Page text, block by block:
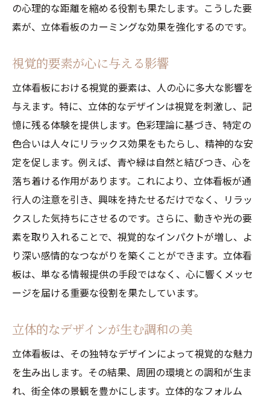
立体看板による都市景観の変革
ストレスフルな環境での立体看板の役割
看板のデザインがもたらすリラクゼーショ
ン効果
都市空間での立体看板利用事例
立体看板が与える心理的安らぎの影響
心理的安らぎを生むデザインの要素
心に残るリラクゼーション効果の実例
視覚と心理のつながり
立体看板が都市空間に与える影響
心理的効果を活かした看板設計
立体看板のカーミング効果とその応用
通行人の目を引く立体的デザインの効果
立体的デザインが生む注目効果
立体看板の視認性向上のポイント
立体感がもたらすブランドへの影響
通行人を引きつける効果的なデザイン
看板デザインと人間心理の関係
の心理的な距離を縮める役割も果たします。こうした要
素が、立体看板のカーミングな効果を強化するのです。
視覚的要素が心に与える影響
立体看板における視覚的要素は、人の心に多大な影響を
与えます。特に、立体的なデザインは視覚を刺激し、記
憶に残る体験を提供します。色彩理論に基づき、特定の
色合いは人々にリラックス効果をもたらし、精神的な安
定を促します。例えば、青や緑は自然と結びつき、心を
落ち着ける作用があります。これにより、立体看板が通
行人の注意を引き、興味を持たせるだけでなく、リラッ
クスした気持ちにさせるのです。さらに、動きや光の要
素を取り入れることで、視覚的なインパクトが増し、よ
り深い感情的なつながりを築くことができます。立体看
板は、単なる情報提供の手段ではなく、心に響くメッセ
ージを届ける重要な役割を果たしています。
立体的なデザインが生む調和の美
立体看板は、その独特なデザインによって視覚的な魅力
を生み出します。その結果、周囲の環境との調和が生ま
れ、街全体の景観を豊かにします。立体的なフォルム